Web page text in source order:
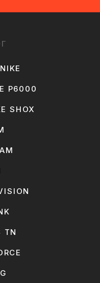
P6000
SHOX
TN